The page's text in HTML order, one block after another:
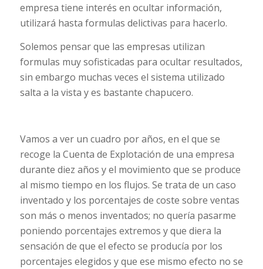
empresa tiene interés en ocultar información,
utilizará hasta formulas delictivas para hacerlo.
Solemos pensar que las empresas utilizan
formulas muy sofisticadas para ocultar resultados,
sin embargo muchas veces el sistema utilizado
salta a la vista y es bastante chapucero.
Vamos a ver un cuadro por años, en el que se
recoge la Cuenta de Explotación de una empresa
durante diez años y el movimiento que se produce
al mismo tiempo en los flujos. Se trata de un caso
inventado y los porcentajes de coste sobre ventas
son más o menos inventados; no quería pasarme
poniendo porcentajes extremos y que diera la
sensación de que el efecto se producía por los
porcentajes elegidos y que ese mismo efecto no se